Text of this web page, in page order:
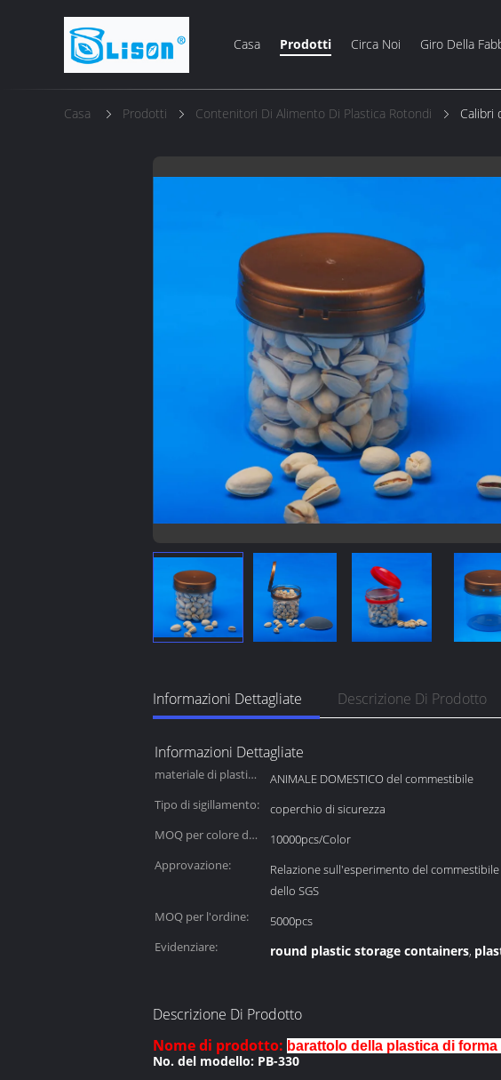
Casa Prodotti Circa Noi Giro Della
Casa Prodotti Contenitori Di Alimento Di Plastica Rotondi Calibri
Informazioni Dettagliate Descrizione Di Prodotto
Informazioni Dettagliate
materiale di plastica
ANIMALE DOMESTICO del commestibile
Tipo di sigillamento:
coperchio di sicurezza
MOQ per colore del
10000pcs/Color
Approvazione:
Relazione sull'esperimento del commestibile
dello SGS
MOQ per l'ordine: 5000pcs
Evidenziare:
round plastic storage containers,
Descrizione Di Prodotto
Nome di prodotto: barattolo della plastica di forma
No. del modello: PB-330